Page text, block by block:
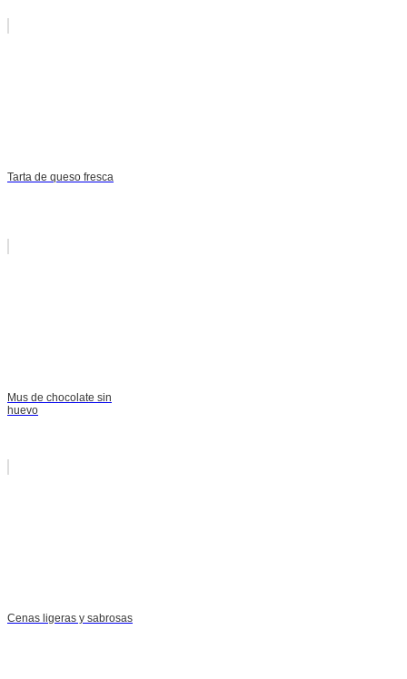
Tarta de queso fresca
Mus de chocolate sin
huevo
Cenas ligeras y sabrosas